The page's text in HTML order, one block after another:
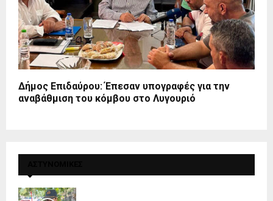
Δήμος Επιδαύρου: Έπεσαν υπογραφές για την
αναβάθμιση του κόμβου στο Λυγουριό